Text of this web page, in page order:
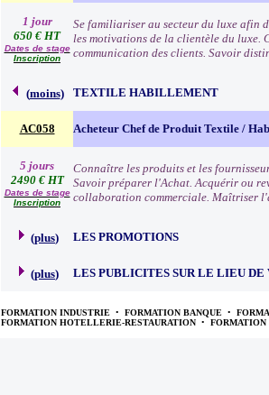
1 jour
650 € HT
Dates de stage
Inscription
Se familiariser au secteur du luxe afin
les motivations de la clientèle du luxe.
communication des clients. Savoir
(moins) TEXTILE HABILLEMENT
AC058 Acheteur Chef de Produit Textile /
5 jours
2490 € HT
Dates de stage
Inscription
Connaître les produits et les
Savoir préparer l'Achat. Acquérir ou
collaboration commerciale. Maîtriser
(plus) LES PROMOTIONS
(plus) LES PUBLICITES SUR LE LIEU DE
FORMATION INDUSTRIE • FORMATION BANQUE •
FORMATION HOTELLERIE-RESTAURATION • FORMATION